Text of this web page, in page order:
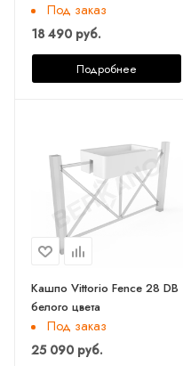
Под заказ
18 490 руб.
Подробнее
Кашпо Vittorio Fence 28 DB
белого цвета
Под заказ
25 090 руб.